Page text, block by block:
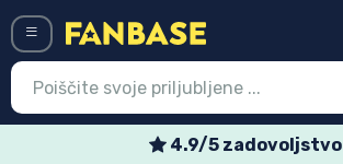
4.9/5 zadovoljstvo